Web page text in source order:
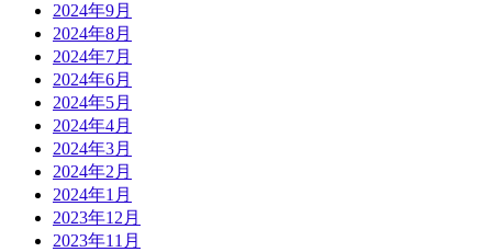
2024年9月
2024年8月
2024年7月
2024年6月
2024年5月
2024年4月
2024年3月
2024年2月
2024年1月
2023年12月
2023年11月